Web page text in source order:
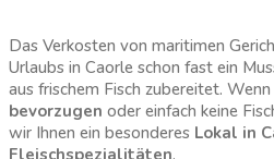
Das Verkosten von maritimen
Urlaubs in Caorle schon fast ein
aus frischem Fisch zubereitet.
bevorzugen oder einfach keine
wir Ihnen ein besonderes Lokal in